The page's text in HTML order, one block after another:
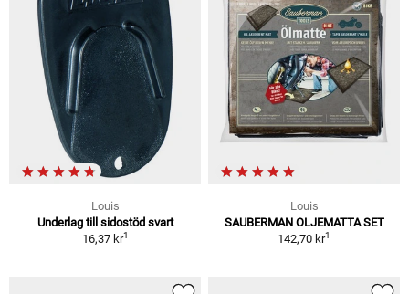
Louis
Underlag till sidostöd svart
16,37 kr1
Louis
SAUBERMAN OLJEMATTA SET
142,70 kr1